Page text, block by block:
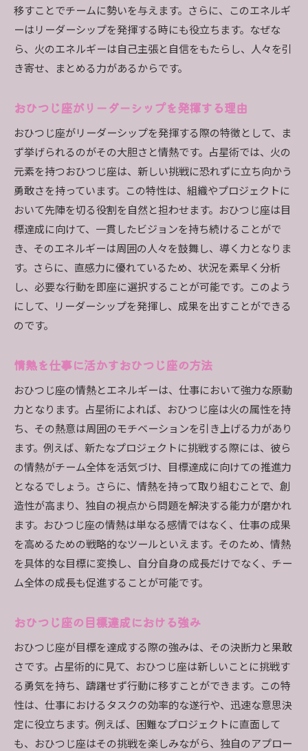
移すことでチームに勢いを与えます。さらに、このエネルギ
ーはリーダーシップを発揮する時にも役立ちます。なぜな
ら、火のエネルギーは自己主張と自信をもたらし、人々を引
き寄せ、まとめる力があるからです。
おひつじ座がリーダーシップを発揮する理由
おひつじ座がリーダーシップを発揮する際の特徴として、ま
ず挙げられるのがその大胆さと情熱です。占星術では、火の
元素を持つおひつじ座は、新しい挑戦に恐れずに立ち向かう
勇敢さを持っています。この特性は、組織やプロジェクトに
おいて先陣を切る役割を自然と担わせます。おひつじ座は目
標達成に向けて、一貫したビジョンを持ち続けることがで
き、そのエネルギーは周囲の人々を鼓舞し、導く力となりま
す。さらに、直感力に優れているため、状況を素早く分析
し、必要な行動を即座に選択することが可能です。このよう
にして、リーダーシップを発揮し、成果を出すことができる
のです。
情熱を仕事に活かすおひつじ座の方法
おひつじ座の情熱とエネルギーは、仕事において強力な原動
力となります。占星術によれば、おひつじ座は火の属性を持
ち、その熱意は周囲のモチベーションを引き上げる力があり
ます。例えば、新たなプロジェクトに挑戦する際には、彼ら
の情熱がチーム全体を活気づけ、目標達成に向けての推進力
となるでしょう。さらに、情熱を持って取り組むことで、創
造性が高まり、独自の視点から問題を解決する能力が磨かれ
ます。おひつじ座の情熱は単なる感情ではなく、仕事の成果
を高めるための戦略的なツールといえます。そのため、情熱
を具体的な目標に変換し、自分自身の成長だけでなく、チー
ム全体の成長も促進することが可能です。
おひつじ座の目標達成における強み
おひつじ座が目標を達成する際の強みは、その決断力と果敢
さです。占星術的に見て、おひつじ座は新しいことに挑戦す
る勇気を持ち、躊躇せず行動に移すことができます。この特
性は、仕事におけるタスクの効率的な遂行や、迅速な意思決
定に役立ちます。例えば、困難なプロジェクトに直面して
も、おひつじ座はその挑戦を楽しみながら、独自のアプロー